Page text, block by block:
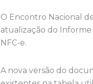
O Encontro Nacional
atualização do
NFC-e.
A nova versão do